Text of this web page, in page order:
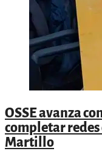
OSSE avanza
completar redes
Martillo